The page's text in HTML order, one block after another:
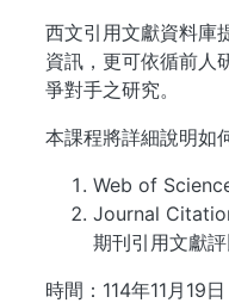
西文引用文獻資料庫
資訊，更可依循前人
爭對手之研究。
本課程將詳細說明如
Web of
Journal
期刊引用文獻
時間：114年11月19